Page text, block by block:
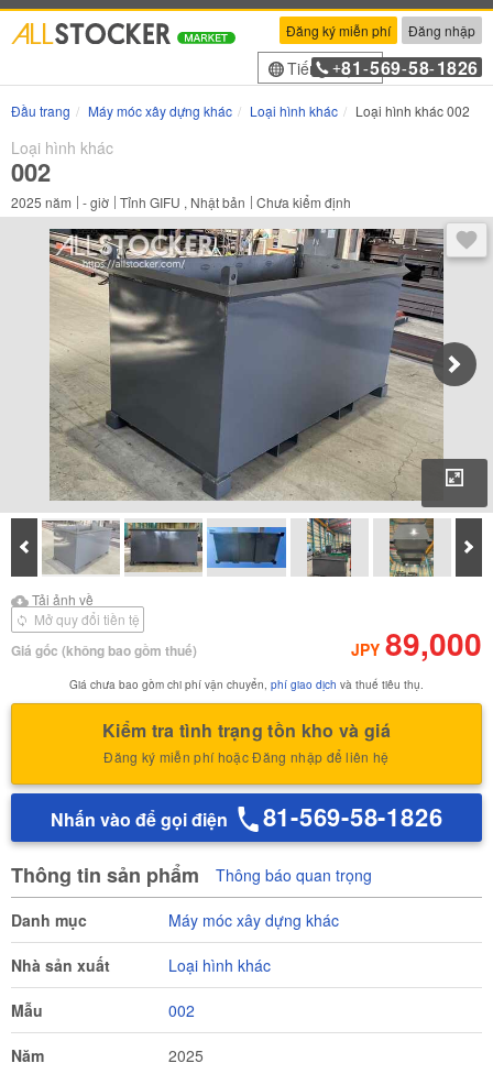
Đăng ký miễn phí Đăng nhập
Tiếng Việt
+81 -569-58-1826
Đầu trang Máy móc xây dựng khác Loại hình khác Loại hình khác 002
Loại hình khác
002
2025 năm -giờ Tỉnh GIFU , Nhật bản Chưa kiểm định
Prev
Tải ảnh về
Tải ảnh về
Giá gốc (không bao gồm thuế) JPY 89,000
Mở quy đổi tiền tệ
Giá chưa bao gồm chi phí vận chuyển, phí giao dịch và thuế tiêu thụ.
Kiểm tra tình trạng tồn kho và giá
Đăng ký miễn phí hoặc Đăng nhập để liên hệ
Nhấn vào để gọi điện 81-569-58-1826
Thông tin sản phẩm Thông báo quan trọng
Danh mục Máy móc xây dựng khác
Nhà sản xuất Loại hình khác
Mẫu 002
Năm 2025